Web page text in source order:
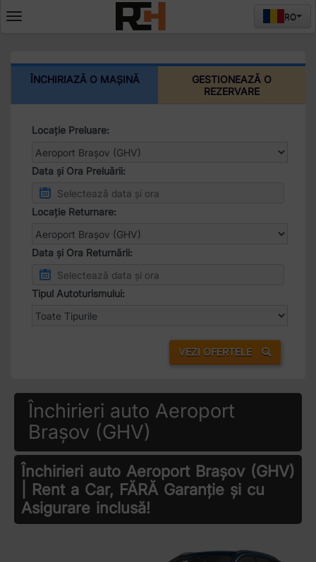
Deschide
RO
ÎNCHIRIAZĂ O MAȘINĂ
GESTIONEAZĂ O
REZERVARE
Locație Preluare:
Data și Ora Preluării:
Locație Returnare:
Data și Ora Returnării:
Tipul Autoturismului:
VEZI OFERTELE
Închirieri auto Aeroport
Brașov (GHV)
Închirieri auto Aeroport Brașov (GHV)
| Rent a Car, FĂRĂ Garanție și cu
Asigurare inclusă!